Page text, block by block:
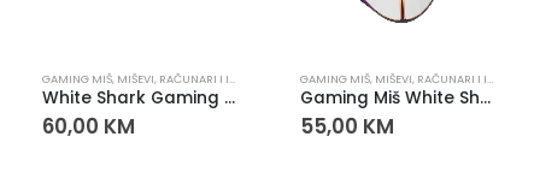
GAMING MIŠ, MIŠEVI, RAČUNARI I IT OPREMA
White Shark Gaming miš WS MORDRED
60,00 KM
GAMING MIŠ, MIŠEVI, RAČUNARI I IT OPREMA
Gaming Miš White Shark MARROK
55,00 KM